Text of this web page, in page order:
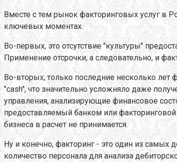
Вместе с тем рынок факторинговых услуг в
ключевых моментах.
Во-первых, это отсутствие "культуры"
Применение отсрочки, а следовательно, и
Во-вторых, только последние несколько лет
"cash", что значительно усложняло даже
управления, анализирующие финансовое
предоставляемый банком или факторинговой
бизнеса в расчет не принимается.
Ну и конечно, факторинг - это один из самых
количество персонала для анализа